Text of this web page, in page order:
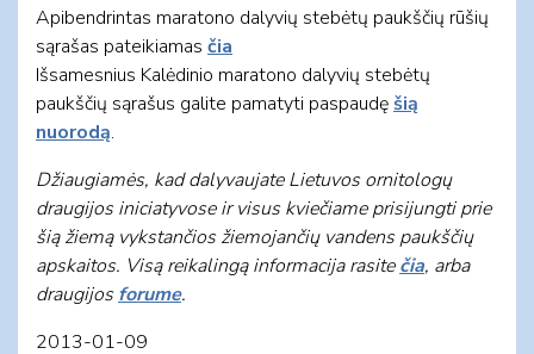
Apibendrintas maratono dalyvių stebėtų paukščių rūšių
sąrašas pateikiamas čia
Išsamesnius Kalėdinio maratono dalyvių stebėtų
paukščių sąrašus galite pamatyti paspaudęšią
nuorodą.
Džiaugiamės, kad dalyvaujate Lietuvos ornitologų
draugijos iniciatyvose ir visus kviečiame prisijungti prie
šią žiemą vykstančios žiemojančių vandens paukščių
apskaitos. Visą reikalingą informacija rasitečia, arba
draugijosforume.
2013-01-09